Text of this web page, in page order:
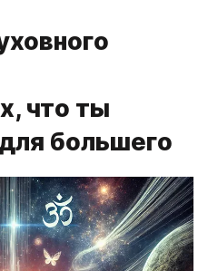
что ты
большего